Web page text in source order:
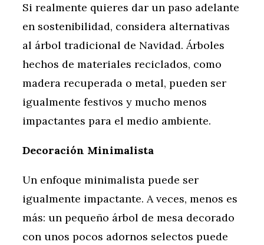
Si realmente quieres dar un paso adelante
en sostenibilidad, considera alternativas
al árbol tradicional de Navidad. Árboles
hechos de materiales reciclados, como
madera recuperada o metal, pueden ser
igualmente festivos y mucho menos
impactantes para el medio ambiente.
Decoración Minimalista
Un enfoque minimalista puede ser
igualmente impactante. A veces, menos es
más: un pequeño árbol de mesa decorado
con unos pocos adornos selectos puede